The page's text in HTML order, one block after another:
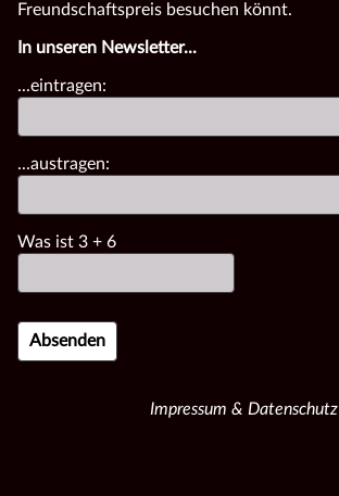
Freundschaftspreis besuchen könnt.
In unseren Newsletter...
...eintragen:
...austragen:
Was ist 3 + 6
Impressum & Datenschutz